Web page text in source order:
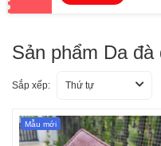
Sản phẩm Da đà
Sắp xếp: Thứ tự
Mẫu mới